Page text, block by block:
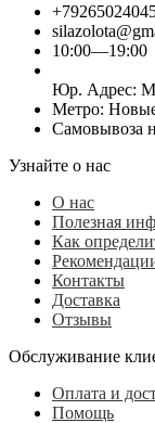
10:00—19:00
Юр. Адреc:
Метро:
Самовывоза
Узнайте о нас
О нас
Полезная
Как
Контакты
Доставка
Отзывы
Обслуживание
Оплата и
Помощь